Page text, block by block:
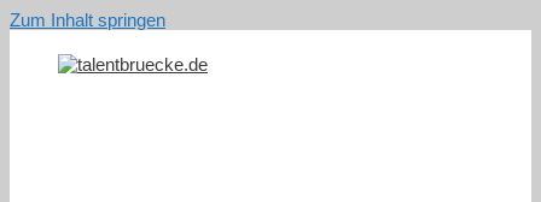
Zum Inhalt springen